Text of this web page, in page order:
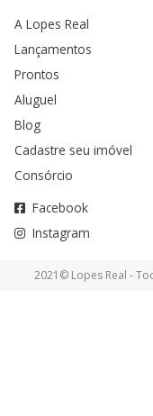
A Lopes Real
Lançamentos
Prontos
Aluguel
Blog
Cadastre seu imóvel
Consórcio
Facebook
Instagram
2021© Lopes Real -